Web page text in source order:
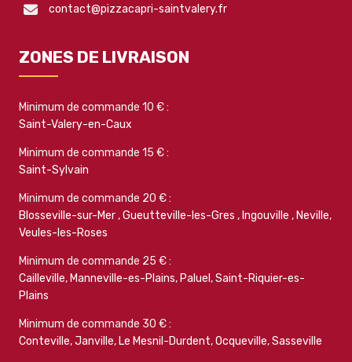
contact@pizzacapri-saintvalery.fr
ZONES DE LIVRAISON
Minimum de commande 10 € :
Saint-Valery-en-Caux
Minimum de commande 15 € :
Saint-Sylvain
Minimum de commande 20 € :
Blosseville-sur-Mer,Gueutteville-les-Gres , Ingouville , Neville,
Veules-les-Roses
Minimum de commande 25 € :
Cailleville, Manneville-es-Plains, Paluel,Saint-Riquier-es-
Plains
Minimum de commande 30 € :
Conteville,Janville, Le Mesnil-Durdent,Ocqueville,Sasseville